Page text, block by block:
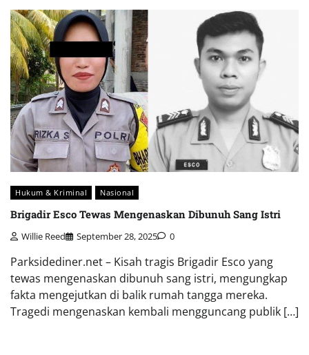
Hukum & Kriminal Nasional
Brigadir Esco Tewas Mengenaskan Dibunuh Sang Istri
Willie Reed September 28, 2025 0
Parksidediner.net – Kisah tragis Brigadir Esco yang
tewas mengenaskan dibunuh sang istri, mengungkap
fakta mengejutkan di balik rumah tangga mereka.
Tragedi mengenaskan kembali mengguncang publik […]